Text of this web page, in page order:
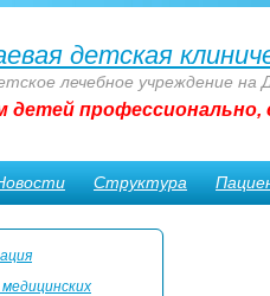
детская
лечебное учреждение на
детей
Структура